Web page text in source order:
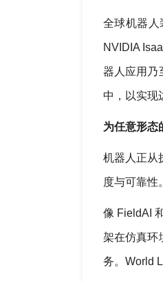
全球机器人
NVIDIA
器人应用乃
中，以实现
为任意形态
机器人正从
度与可靠性
像 FieldAI
架在仿真环
务。World